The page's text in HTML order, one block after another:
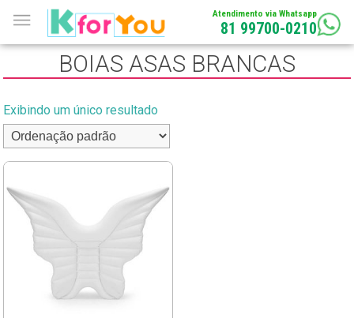
Atendimento via Whatsapp
81 99700-0210
BOIAS ASAS BRANCAS
Exibindo um único resultado